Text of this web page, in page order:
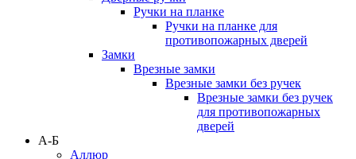
Ручки на планке
Ручки на планке для
противопожарных дверей
Замки
Врезные замки
Врезные замки без ручек
Врезные замки без ручек
для противопожарных
дверей
А-Б
Аллюр